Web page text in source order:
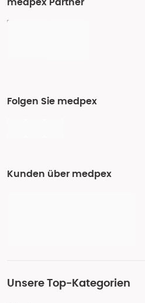
medpex Partner
Folgen Sie medpex
Kunden über medpex
Unsere Top-Kategorien